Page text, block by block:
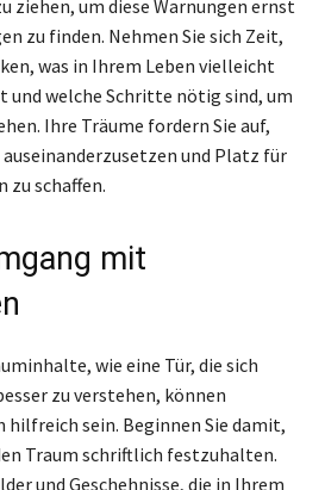
ziehen, um diese Warnungen ernst
zu finden. Nehmen Sie sich Zeit,
was in Ihrem Leben vielleicht
und welche Schritte nötig sind, um
Ihre Träume fordern Sie auf,
und Platz für
zu schaffen.
mit
wie eine Tür, die sich
zu verstehen, können
hilfreich sein. Beginnen Sie damit,
Traum schriftlich festzuhalten.
und Geschehnisse, die in Ihrem